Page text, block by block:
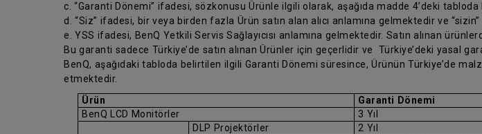
c. “Garanti Dönemi” ifadesi, sözkonusu Ürünle ilgili olarak, aşağıda madde 4’deki
d. “Siz” ifadesi, bir veya birden fazla Ürün satın alan alıcı anlamına gelmektedir ve
e. YSS ifadesi, BenQ Yetkili Servis Sağlayıcısı anlamına gelmektedir. Satın alınan
Bu garanti sadece Türkiye’de satın alınan Ürünler için geçerlidir ve Türkiye’deki yasal
BenQ, aşağıdaki tabloda belirtilen ilgili Garanti Dönemi süresince, Ürünün Türkiye’de
etmektedir.
Ürün
Garanti Dönemi
BenQ LCD Monitörler
3 Yıl
DLP Projektörler
2 Yıl